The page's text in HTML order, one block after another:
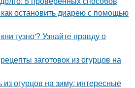
как остановить диарею с помощью
гузно'? Узнайте правду о
заготовок из огурцов на
огурцов на зиму: интересные